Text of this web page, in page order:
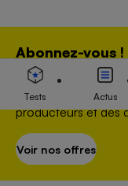
Abonnez-vous !
Bénéficiez d'une
une association
producteurs et des
Voir nos offres
Association indépendante
distributeurs depuis 1951.
Tests Actus